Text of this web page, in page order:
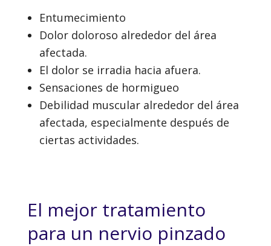
Entumecimiento
Dolor doloroso alrededor del área
afectada.
El dolor se irradia hacia afuera.
Sensaciones de hormigueo
Debilidad muscular alrededor del área
afectada, especialmente después de
ciertas actividades.
El mejor tratamiento
para un nervio pinzado